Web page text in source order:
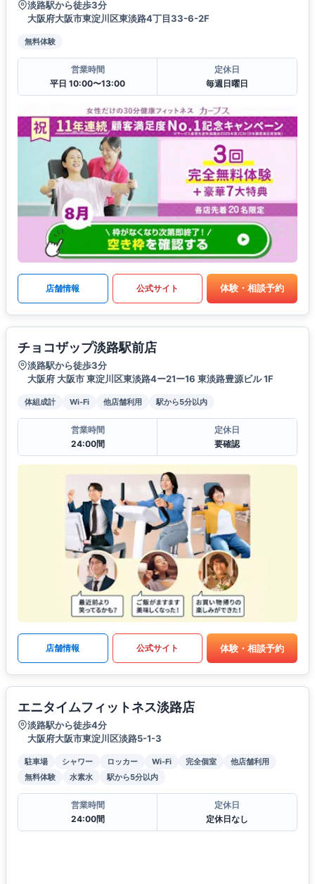
淡路駅から徒歩3分
大阪府大阪市東淀川区東淡路4丁目33-6-2F
無料体験
営業時間
平日 10:00〜13:00
定休日
毎週日曜日
店舗情報 公式サイト 体験・相談予約
チョコザップ淡路駅前店
淡路駅から徒歩3分
大阪府 大阪市 東淀川区東淡路4ー21ー16 東淡路豊源ビル 1F
体組成計 Wi-Fi 他店舗利用 駅から5分以内
営業時間
24:00間
定休日
要確認
店舗情報 公式サイト 体験・相談予約
エニタイムフィットネス淡路店
淡路駅から徒歩4分
大阪府大阪市東淀川区淡路5-1-3
駐車場 シャワー ロッカー Wi-Fi 完全個室
他店舗利用
無料体験
水素水 駅から5分以内
営業時間
24:00間
定休日
定休日なし